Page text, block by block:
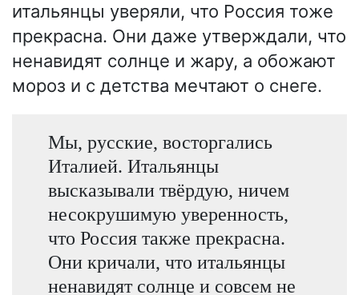
итальянцы уверяли, что Россия тоже
прекрасна. Они даже утверждали, что
ненавидят солнце и жару, а обожают
мороз и с детства мечтают о снеге.
Мы, русские, восторгались
Италией. Итальянцы
высказывали твёрдую, ничем
несокрушимую уверенность,
что Россия также прекрасна.
Они кричали, что итальянцы
ненавидят солнце и совсем не